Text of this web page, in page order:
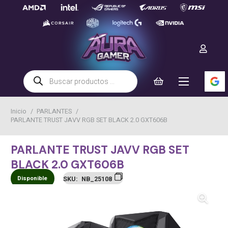
Búsqueda
de
productos
Inicio / PARLANTES /
PARLANTE TRUST JAVV RGB SET BLACK 2.0 GXT606B
PARLANTE TRUST JAVV RGB SET
BLACK 2.0 GXT606B
Disponible SKU: NB_25108